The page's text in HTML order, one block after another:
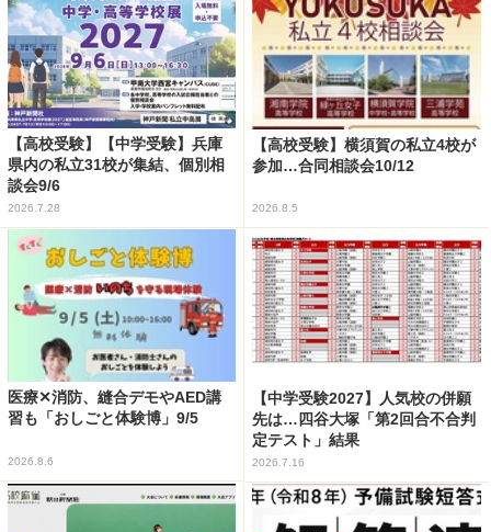
【高校受験】【中学受験】兵庫
県内の私立31校が集結、個別相
談会9/6
2026.7.28
【高校受験】横須賀の私立4校が
参加…合同相談会10/12
2026.8.5
医療✕消防、縫合デモやAED講
習も「おしごと体験博」9/5
2026.8.6
【中学受験2027】人気校の併願
先は…四谷大塚「第2回合不合判
定テスト」結果
2026.7.16